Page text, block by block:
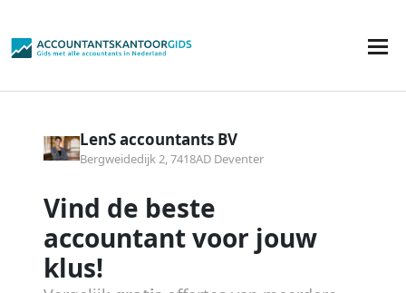
LenS accountants BV
Bergweidedijk 2, 7418AD Deventer
Vind de beste
accountant voor jouw
klus!